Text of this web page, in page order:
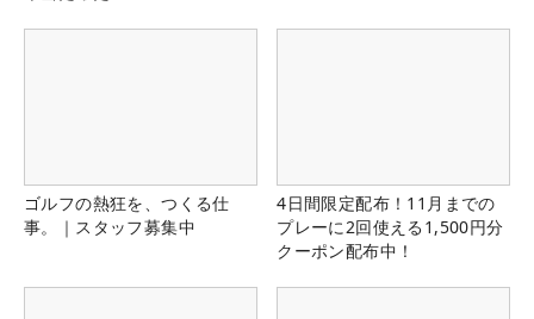
ゴルフの熱狂を、つくる仕
事。｜スタッフ募集中
4日間限定配布！11月までの
プレーに2回使える1,500円分
クーポン配布中！